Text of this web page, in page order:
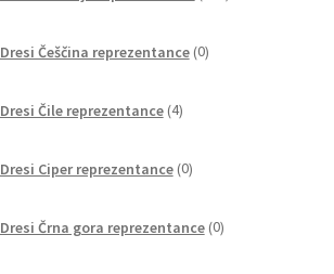
Dresi Češčina reprezentance 0izdelkov
Dresi Čile reprezentance 4izdelki
Dresi Ciper reprezentance 0izdelkov
Dresi Črna gora reprezentance 0izdelkov